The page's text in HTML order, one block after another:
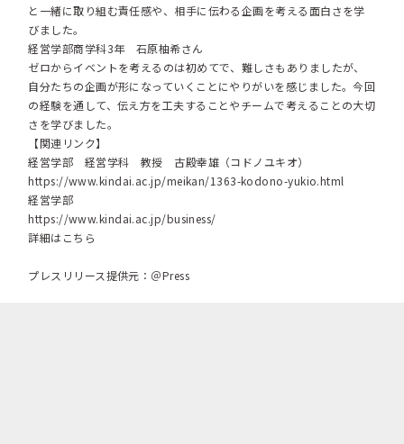
と一緒に取り組む責任感や、相手に伝わる企画を考える面白さを学
びました。
経営学部商学科3年 石原柚希さん
ゼロからイベントを考えるのは初めてで、難しさもありましたが、
自分たちの企画が形になっていくことにやりがいを感じました。今回
の経験を通して、伝え方を工夫することやチームで考えることの大切
さを学びました。
【関連リンク】
経営学部 経営学科 教授 古殿幸雄（コドノユキオ）
https://www.kindai.ac.jp/meikan/1363-kodono-yukio.html
経営学部
https://www.kindai.ac.jp/business/
詳細はこちら
プレスリリース提供元：＠Press